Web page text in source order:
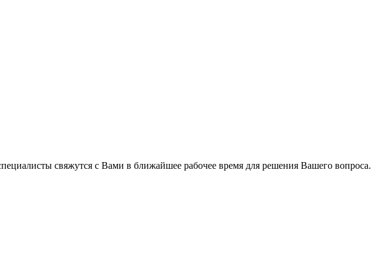
свяжутся с Вами в ближайшее рабочее время для решения Вашего вопроса.